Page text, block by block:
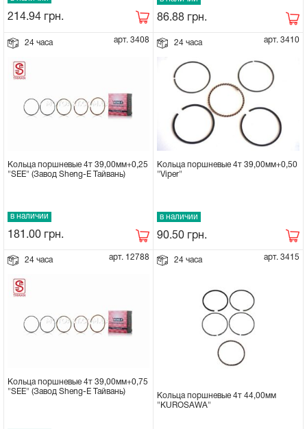
Сцепное устройство, шплинт
Элементы управления, тросики на
мотоблок
Навесное и запчасти к нему
214.94 грн. 86.88 грн.
24 часа арт. 3408
Кольца поршневые 4т 39,00мм+0,25
"SEE" (Завод Sheng-E Тайвань)
в наличии
181.00 грн.
24 часа арт. 3410
Кольца поршневые 4т 39,00мм+0,50
"Viper"
в наличии
90.50 грн.
24 часа арт. 12788
Кольца поршневые 4т 39,00мм+0,75
"SEE" (Завод Sheng-E Тайвань)
24 часа арт. 3415
Кольца поршневые 4т 44,00мм
"KUROSAWA"